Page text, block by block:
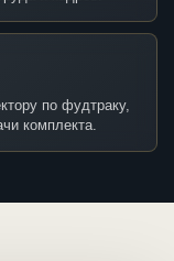
по фудтраку,
комплекта.